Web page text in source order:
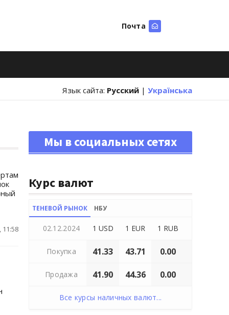
Почта
Язык сайта: Русский | Українська
11:58
Мы в социальных сетях
Курс валют
ТЕНЕВОЙ РЫНОК НБУ
02.12.2024 1 USD 1 EUR 1 RUB
Покупка 41.33 43.71 0.00
Продажа 41.90 44.36 0.00
Все курсы наличных валют...